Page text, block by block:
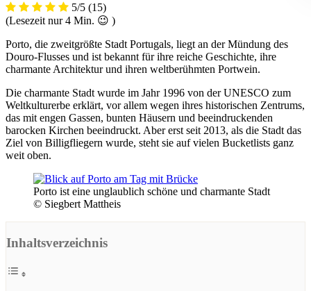
5/5 (15)
(Lesezeit nur 4 Min. 😉 )
Porto, die zweitgrößte Stadt Portugals, liegt an der Mündung des
Douro-Flusses und ist bekannt für ihre reiche Geschichte, ihre
charmante Architektur und ihren weltberühmten Portwein.
Die charmante Stadt wurde im Jahr 1996 von der UNESCO zum
Weltkulturerbe erklärt, vor allem wegen ihres historischen Zentrums,
das mit engen Gassen, bunten Häusern und beeindruckenden
barocken Kirchen beeindruckt. Aber erst seit 2013, als die Stadt das
Ziel von Billigfliegern wurde, steht sie auf vielen Bucketlists ganz
weit oben.
Porto ist eine unglaublich schöne und charmante Stadt
© Siegbert Mattheis
Inhaltsverzeichnis